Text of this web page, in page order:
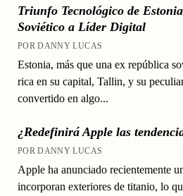
Triunfo Tecnológico de
Soviético a Líder Digital
POR DANNY LUCAS
Estonia, más que una ex república
rica en su capital, Tallin, y su
convertido en algo...
¿Redefinirá Apple las
POR DANNY LUCAS
Apple ha anunciado recientemente
incorporan exteriores de titanio, lo